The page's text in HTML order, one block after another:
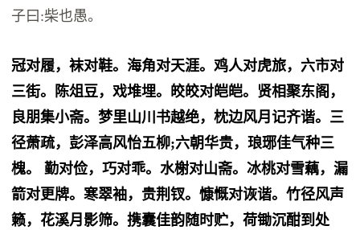
子曰:柴也愚。
冠对履，袜对鞋。海角对天涯。鸡人对虎旅，六市对
三街。陈俎豆，戏堆埋。皎皎对皑皑。贤相聚东阁，
良朋集小斋。梦里山川书越绝，枕边风月记齐谐。三
径萧疏，彭泽高风怡五柳;六朝华贵，琅琊佳气种三
槐。 勤对俭，巧对乖。水榭对山斋。冰桃对雪藕，漏
箭对更牌。寒翠袖，贵荆钗。慷慨对诙谐。竹径风声
籁，花溪月影筛。携囊佳韵随时贮，荷锄沉酣到处